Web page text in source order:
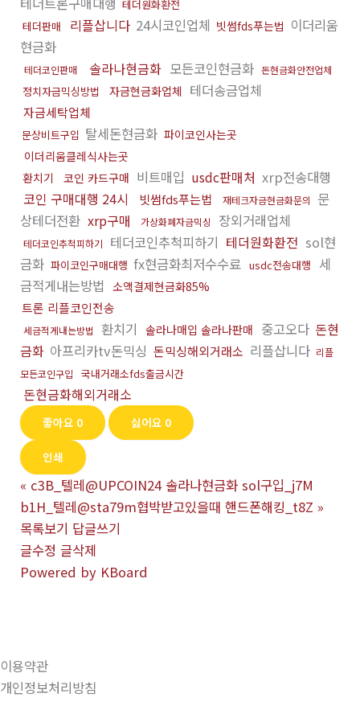
테더원화환전
테더판매
리플삽니다 24시코인업체 빗썸fds푸는법 이더리움
현금화
테더코인판매 솔라나현금화 모든코인현금화 돈현금화안전업체
정치자금믹싱방법 자금현금화업체 테더송금업체
자금세탁업체
문상비트구입 탈세돈현금화 파이코인사는곳
이더리움클레식사는곳
환치기
코인 카드구매 비트매입 usdc판매처 xrp전송대행
코인 구매대행 24시
빗썸fds푸는법 재테크자금현금화문의
문
상테더전환 xrp구매 가상화폐자금믹싱 장외거래업체
테더코인추척피하기 테더코인추척피하기 테더원화환전 sol현
금화 파이코인구매대행 fx현금화최저수수료 usdc전송대행
세
금적게내는방법
소액결제현금화85%
트론 리플코인전송
세금적게내는방법 환치기 솔라나매입 솔라나판매 중고오다 돈현
금화 아프리카tv돈믹싱 돈믹싱해외거래소 리플삽니다 리플
모든코인구입
국내거래소fds출금시간
돈현금화해외거래소
좋아요 0 싫어요 0
인쇄
« c3B_텔레@UPCOIN24 솔라나현금화 sol구입_j7M
b1H_텔레@sta79m협박받고있을때 핸드폰해킹_t8Z »
목록보기 답글쓰기
글수정 글삭제
Powered by KBoard
이용약관
개인정보처리방침